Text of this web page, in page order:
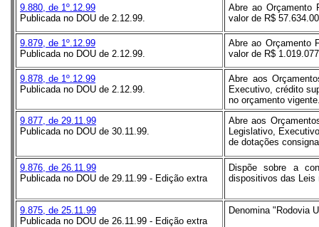
9.880, de 1º.12.99
Publicada no DOU de 2.12.99.
Abre ao Orçamento
valor de R$
9.879, de 1º.12.99
Publicada no DOU de 2.12.99.
Abre ao Orçamento
valor de R$
9.878, de 1º.12.99
Publicada no DOU de 2.12.99.
Abre aos
Executivo, crédito
no orçamento
9.877, de 29.11.99
Publicada no DOU de 30.11.99.
Abre aos
Legislativo,
de dotações
9.876, de 26.11.99
Publicada no DOU de 29.11.99 - Edição extra
Dispõe sobre a
dispositivos das Leis
9.875, de 25.11.99
Publicada no DOU de 26.11.99 - Edição extra
Denomina "Rodovia